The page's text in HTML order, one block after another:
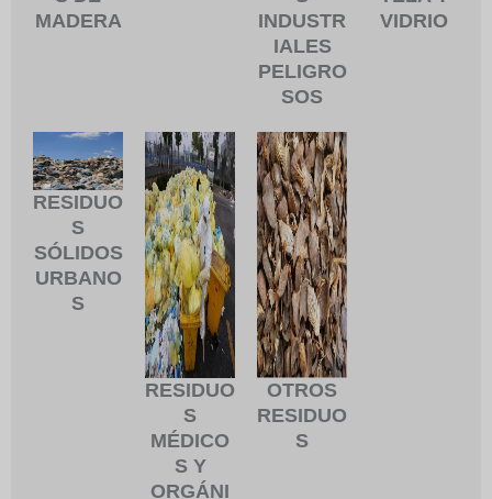
MADERA
INDUSTR
IALES
PELIGRO
SOS
VIDRIO
RESIDUO
S
SÓLIDOS
URBANO
S
RESIDUO
S
MÉDICO
S Y
ORGÁNI
OTROS
RESIDUO
S